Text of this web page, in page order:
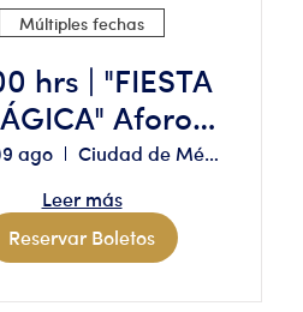
Múltiples fechas
hrs | "FIESTA
Aforo
reserva
solo si tienes
ago
Ciudad de México
Leer más
Reservar Boletos